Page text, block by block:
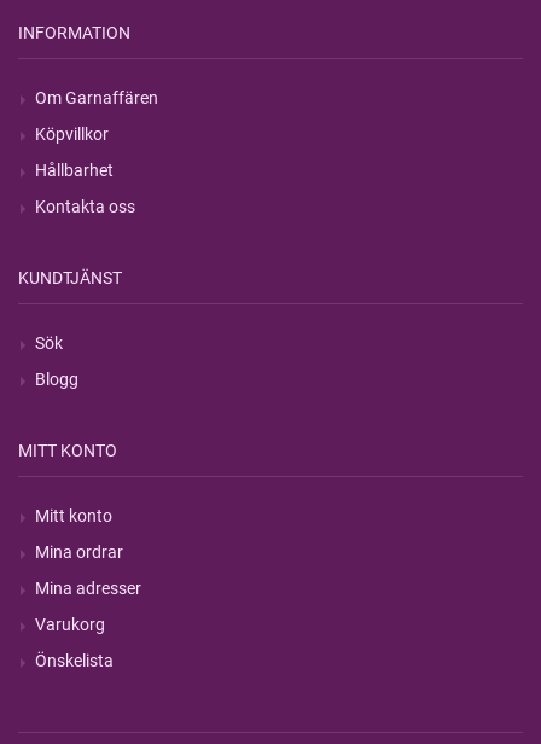
INFORMATION
Om Garnaffären
Köpvillkor
Hållbarhet
Kontakta oss
KUNDTJÄNST
Sök
Blogg
MITT KONTO
Mitt konto
Mina ordrar
Mina adresser
Varukorg
Önskelista